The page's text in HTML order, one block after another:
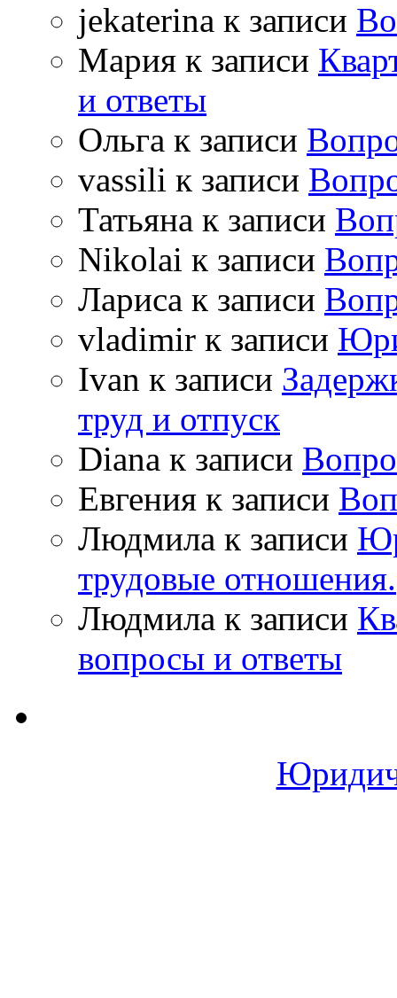
jekaterina к записи
Мария к записи
и ответы
Ольга к записи
vassili к записи
Татьяна к записи
Nikolai к записи
Лариса к записи
vladimir к записи
Ivan к записи
труд и отпуск
Diana к записи
Евгения к записи
Людмила к записи
трудовые отношения.
Людмила к записи
вопросы и ответы